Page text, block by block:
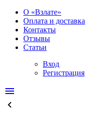
О «Взлате»
Оплата и доставка
Контакты
Отзывы
Статьи
Вход
Регистрация
menu
keyboard_arrow_left